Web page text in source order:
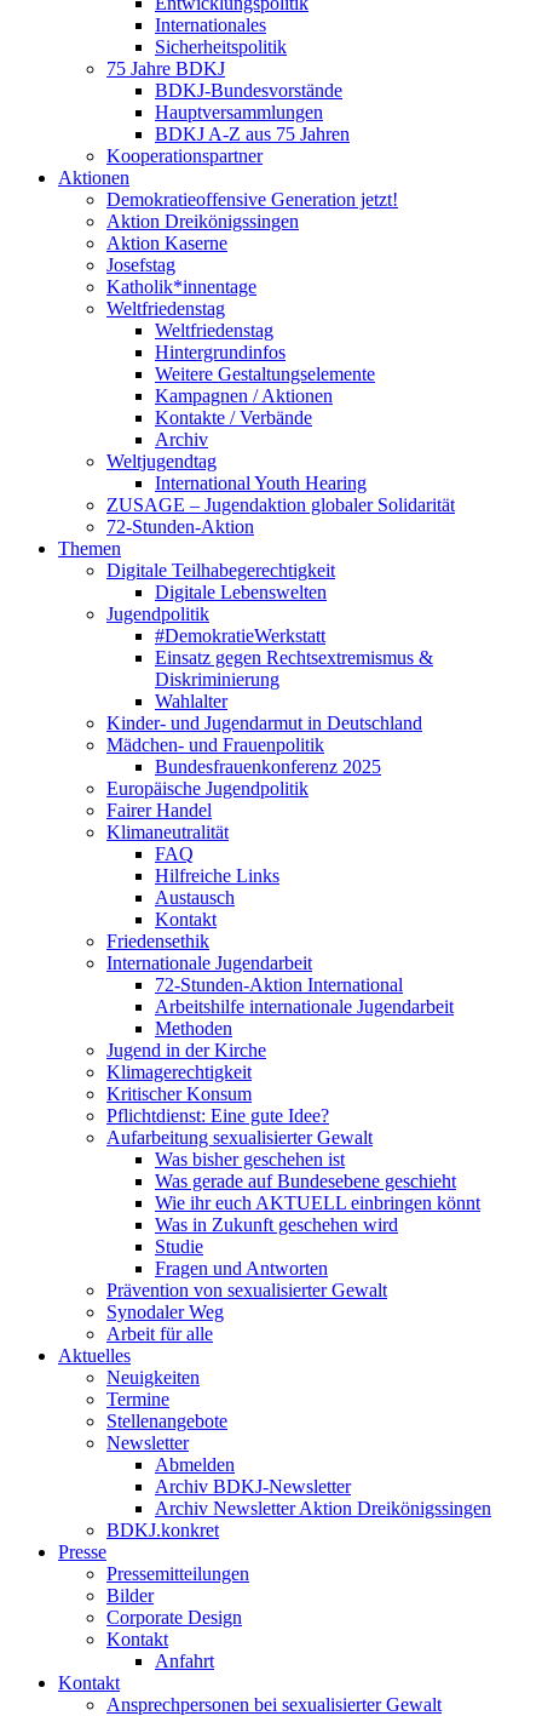
Internationales
Sicherheitspolitik
75 Jahre BDKJ
BDKJ-Bundesvorstände
Hauptversammlungen
BDKJ A-Z aus 75 Jahren
Kooperationspartner
Aktionen
Demokratieoffensive Generation jetzt!
Aktion Dreikönigssingen
Aktion Kaserne
Josefstag
Katholik*innentage
Weltfriedenstag
Weltfriedenstag
Hintergrundinfos
Weitere Gestaltungselemente
Kampagnen / Aktionen
Kontakte / Verbände
Archiv
Weltjugendtag
International Youth Hearing
ZUSAGE – Jugendaktion globaler Solidarität
72-Stunden-Aktion
Themen
Digitale Teilhabegerechtigkeit
Digitale Lebenswelten
Jugendpolitik
#DemokratieWerkstatt
Einsatz gegen Rechtsextremismus &
Diskriminierung
Wahlalter
Kinder- und Jugendarmut in Deutschland
Mädchen- und Frauenpolitik
Bundesfrauenkonferenz 2025
Europäische Jugendpolitik
Fairer Handel
Klimaneutralität
FAQ
Hilfreiche Links
Austausch
Kontakt
Friedensethik
Internationale Jugendarbeit
72-Stunden-Aktion International
Arbeitshilfe internationale Jugendarbeit
Methoden
Jugend in der Kirche
Klimagerechtigkeit
Kritischer Konsum
Pflichtdienst: Eine gute Idee?
Aufarbeitung sexualisierter Gewalt
Was bisher geschehen ist
Was gerade auf Bundesebene geschieht
Wie ihr euch AKTUELL einbringen könnt
Was in Zukunft geschehen wird
Studie
Fragen und Antworten
Prävention von sexualisierter Gewalt
Synodaler Weg
Arbeit für alle
Aktuelles
Neuigkeiten
Termine
Stellenangebote
Newsletter
Abmelden
Archiv BDKJ-Newsletter
Archiv Newsletter Aktion Dreikönigssingen
BDKJ.konkret
Presse
Pressemitteilungen
Bilder
Corporate Design
Kontakt
Anfahrt
Kontakt
Ansprechpersonen bei sexualisierter Gewalt